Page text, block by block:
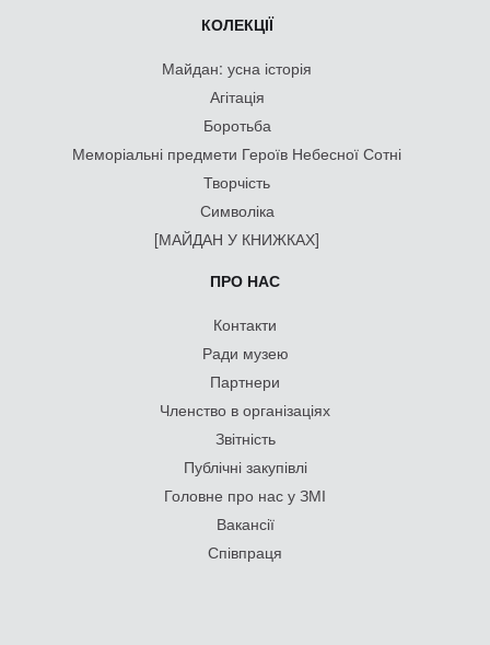
КОЛЕКЦІЇ
Майдан: усна історія
Агітація
Боротьба
Меморіальні предмети Героїв Небесної Сотні
Творчість
Символіка
[МАЙДАН У КНИЖКАХ]
ПРО НАС
Контакти
Ради музею
Партнери
Членство в організаціях
Звітність
Публічні закупівлі
Головне про нас у ЗМІ
Вакансії
Співпраця